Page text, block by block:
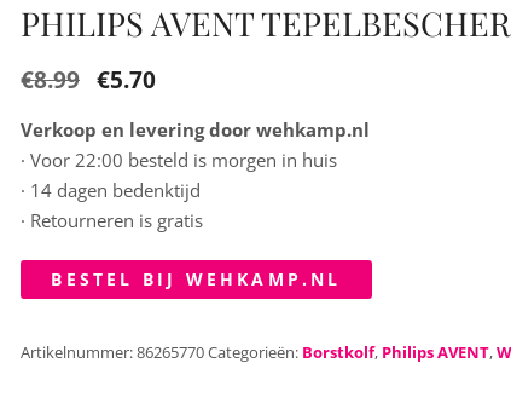
PHILIPS AVENT
€8.99 €5.70
Verkoop en levering door wehkamp.nl
· Voor 22:00 besteld is morgen in huis
· 14 dagen bedenktijd
· Retourneren is gratis
BESTEL BIJ WEHKAMP.NL
Artikelnummer:86265770Categorieën: Borstkolf, Philips AVENT,